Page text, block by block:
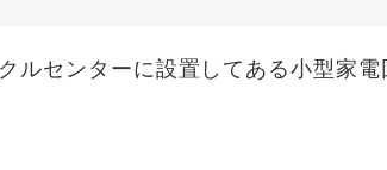
センターに設置してある小型家電